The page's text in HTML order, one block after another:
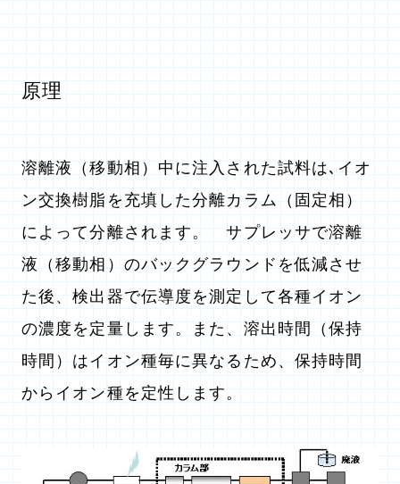
原理
溶離液（移動相）中に注入された試料は､イオ
ン交換樹脂を充填した分離カラム（固定相）
によって分離されます。 サプレッサで溶離
液（移動相）のバックグラウンドを低減させ
た後、検出器で伝導度を測定して各種イオン
の濃度を定量します。また、溶出時間（保持
時間）はイオン種毎に異なるため、保持時間
からイオン種を定性します。